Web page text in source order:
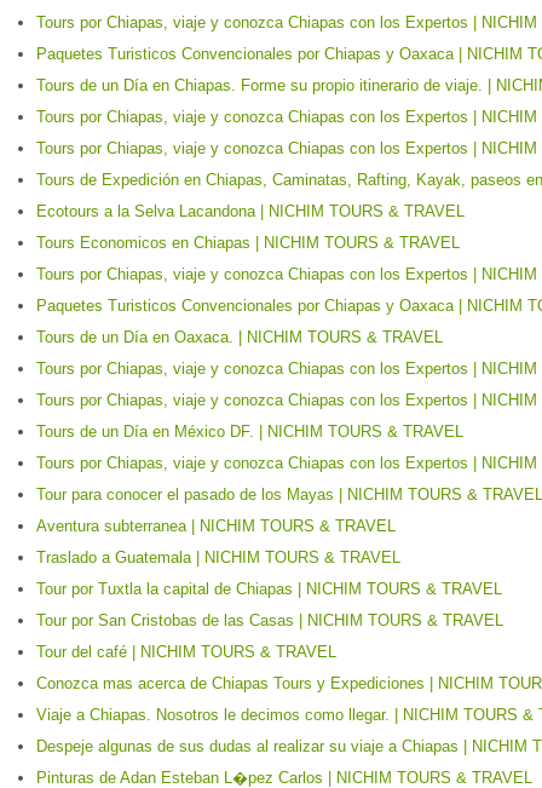
Tours por Chiapas, viaje y conozca Chiapas con los Expertos |
Paquetes Turisticos Convencionales por Chiapas y Oaxaca | NICHIM
Tours de un Día en Chiapas. Forme su propio itinerario de viaje. |
Tours por Chiapas, viaje y conozca Chiapas con los Expertos |
Tours por Chiapas, viaje y conozca Chiapas con los Expertos |
Tours de Expedición en Chiapas, Caminatas, Rafting, Kayak, paseos
Ecotours a la Selva Lacandona | NICHIM TOURS & TRAVEL
Tours Economicos en Chiapas | NICHIM TOURS & TRAVEL
Tours por Chiapas, viaje y conozca Chiapas con los Expertos |
Paquetes Turisticos Convencionales por Chiapas y Oaxaca | NICHIM
Tours de un Día en Oaxaca. | NICHIM TOURS & TRAVEL
Tours por Chiapas, viaje y conozca Chiapas con los Expertos |
Tours por Chiapas, viaje y conozca Chiapas con los Expertos |
Tours de un Día en México DF. | NICHIM TOURS & TRAVEL
Tours por Chiapas, viaje y conozca Chiapas con los Expertos |
Tour para conocer el pasado de los Mayas | NICHIM TOURS & TRAVEL
Aventura subterranea | NICHIM TOURS & TRAVEL
Traslado a Guatemala | NICHIM TOURS & TRAVEL
Tour por Tuxtla la capital de Chiapas | NICHIM TOURS & TRAVEL
Tour por San Cristobas de las Casas | NICHIM TOURS & TRAVEL
Tour del café | NICHIM TOURS & TRAVEL
Conozca mas acerca de Chiapas Tours y Expediciones | NICHIM
Viaje a Chiapas. Nosotros le decimos como llegar. | NICHIM TOURS &
Despeje algunas de sus dudas al realizar su viaje a Chiapas | NICHIM
Pinturas de Adan Esteban L�pez Carlos | NICHIM TOURS & TRAVEL